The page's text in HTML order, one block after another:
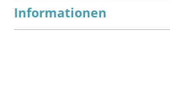
Informationen